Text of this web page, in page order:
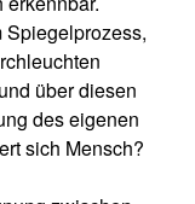
über diesen
des eigenen
sich Mensch?